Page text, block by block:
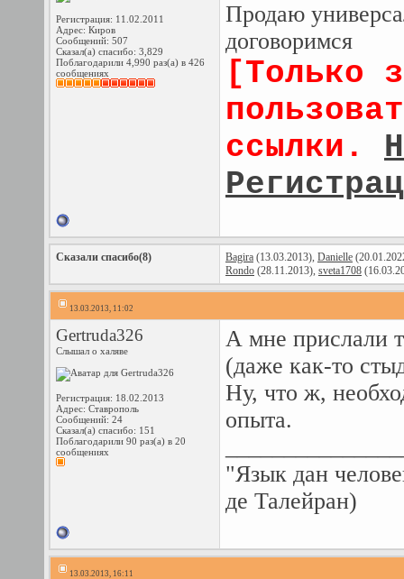
Регистрация: 11.02.2011
Адрес: Киров
Сообщений: 507
Сказал(а) спасибо: 3,829
Поблагодарили 4,990 раз(а) в 426
сообщениях
Продаю
договоримся
[Только
ссылки.
Сказали спасибо(8) Bagira (13.03.2013), Danielle
Rondo (28.11.2013), sveta1708
13.03.2013, 11:02
Gertruda326
Слышал о халяве
Регистрация: 18.02.2013
Адрес: Ставрополь
Сообщений: 24
Сказал(а) спасибо: 151
Поблагодарили 90 раз(а) в 20
сообщениях
А мне прислали
(даже как-то
Ну, что ж,
опыта.
"Язык дан
де Талейран)
13.03.2013, 16:11